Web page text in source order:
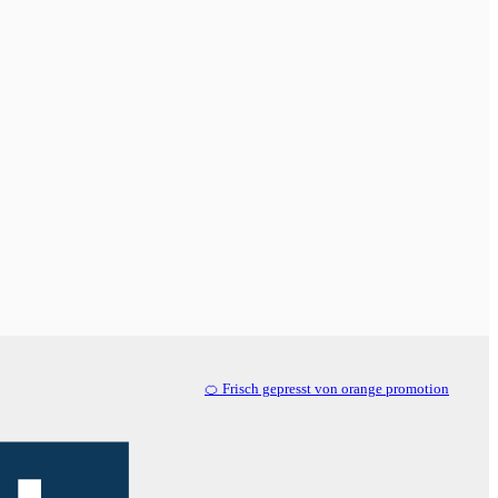
🍊 Frisch gepresst von orange promotion